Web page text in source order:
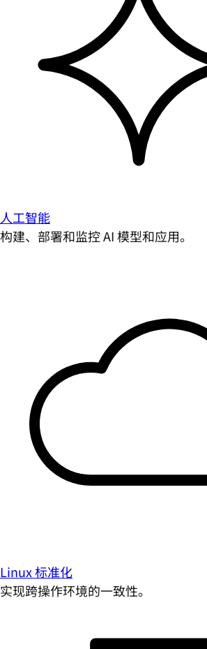
人工智能
构建、部署和监控 AI 模型和应用。
Linux 标准化
实现跨操作环境的一致性。